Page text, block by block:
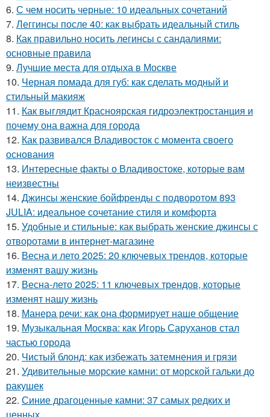
6. С чем носить черные: 10 идеальных сочетаний
7. Леггинсы после 40: как выбрать идеальный стиль
8. Как правильно носить легинсы с сандалиями:
основные правила
9. Лучшие места для отдыха в Москве
10. Черная помада для губ: как сделать модный и
стильный макияж
11. Как выглядит Красноярская гидроэлектростанция и
почему она важна для города
12. Как развивался Владивосток с момента своего
основания
13. Интересные факты о Владивостоке, которые вам
неизвестны
14. Джинсы женские бойфренды с подворотом 893
JULIA: идеальное сочетание стиля и комфорта
15. Удобные и стильные: как выбрать женские джинсы с
отворотами в интернет-магазине
16. Весна и лето 2025: 20 ключевых трендов, которые
изменят вашу жизнь
17. Весна-лето 2025: 11 ключевых трендов, которые
изменят нашу жизнь
18. Манера речи: как она формирует наше общение
19. Музыкальная Москва: как Игорь Саруханов стал
частью города
20. Чистый блонд: как избежать затемнения и грязи
21. Удивительные морские камни: от морской гальки до
ракушек
22. Синие драгоценные камни: 37 самых редких и
ценных